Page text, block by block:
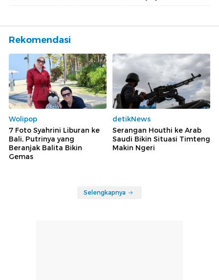
Rekomendasi
Wolipop
7 Foto Syahrini Liburan ke
Bali, Putrinya yang
Beranjak Balita Bikin
Gemas
detikNews
Serangan Houthi ke Arab
Saudi Bikin Situasi Timteng
Makin Ngeri
Selengkapnya